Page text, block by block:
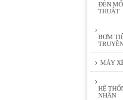
ĐÈN
THUẬT
BƠM
MÁY
HỆ
NHÂN